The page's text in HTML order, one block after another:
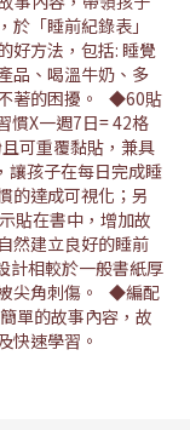
「睡前紀錄表」
好方法，包括: 睡覺
品、喝溫牛奶、多
著的困擾。 ◆60貼
慣X一週7日= 42格
可重覆黏貼，兼具
讓孩子在每日完成睡
的達成可視化；另
貼在書中，增加故
然建立良好的睡前
相較於一般書紙厚
尖角刺傷。 ◆編配
單的故事內容，故
快速學習。